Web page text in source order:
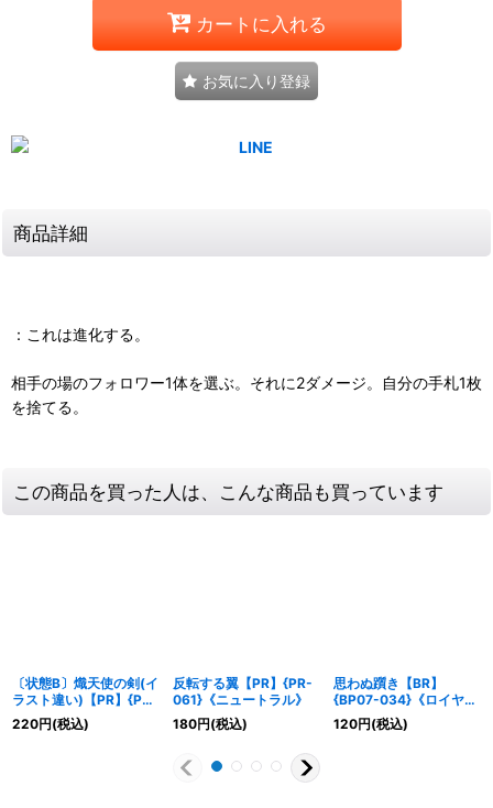
カートに入れる
お気に入り登録
商品詳細
：これは進化する。
相手の場のフォロワー1体を選ぶ。それに2ダメージ。自分の手札1枚
を捨てる。
この商品を買った人は、こんな商品も買っています
〔状態B〕熾天使の剣(イ
ラスト違い)【PR】{PR-
340}《ニュートラル》
220円(税込)
反転する翼【PR】{PR-
061}《ニュートラル》
180円(税込)
思わぬ躓き【BR】
{BP07-034}《ロイヤ
ル》
120円(税込)